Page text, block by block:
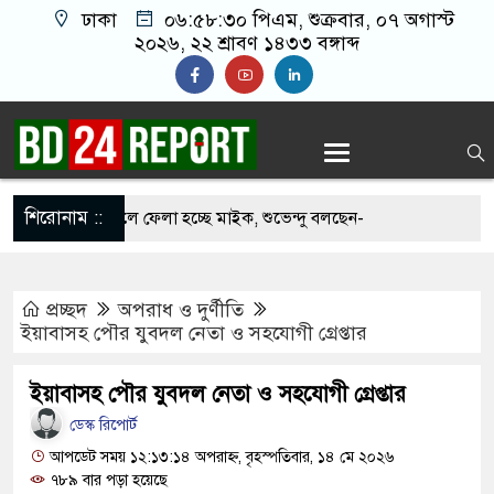
ঢাকা ০৬:৫৮:৩১ পিএম, শুক্রবার, ০৭ অগাস্ট
২০২৬, ২২ শ্রাবণ ১৪৩৩ বঙ্গাব্দ
শিরোনাম ::
থেকে খুলে ফেলা হচ্ছে মাইক, শুভেন্দু বলছেন-
সবাইকে ঐক্যবদ্ধ থাকার আহ্বান পানিসম্পদমন্ত্রীর
ব্যবহার করতে চায় ভারত: রাশেদ প্রধান
ক্যাসিনো মাস্টারমাইন্ড ওয়াসিম হালদার গ্রেপ্তার
প্রচ্ছদ
অপরাধ ও দুর্ণীতি
ইয়াবাসহ পৌর যুবদল নেতা ও সহযোগী গ্রেপ্তার
ইয়াবাসহ পৌর যুবদল নেতা ও সহযোগী গ্রেপ্তার
ডেস্ক রিপোর্ট
আপডেট সময় ১২:১৩:১৪ অপরাহ্ন, বৃহস্পতিবার, ১৪ মে ২০২৬
৭৮৯ বার পড়া হয়েছে